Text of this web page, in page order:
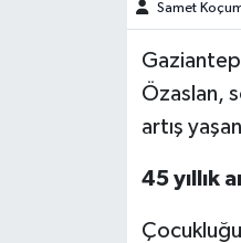
Samet
Özaslan,
artış
45 yıllık
Teknoloji